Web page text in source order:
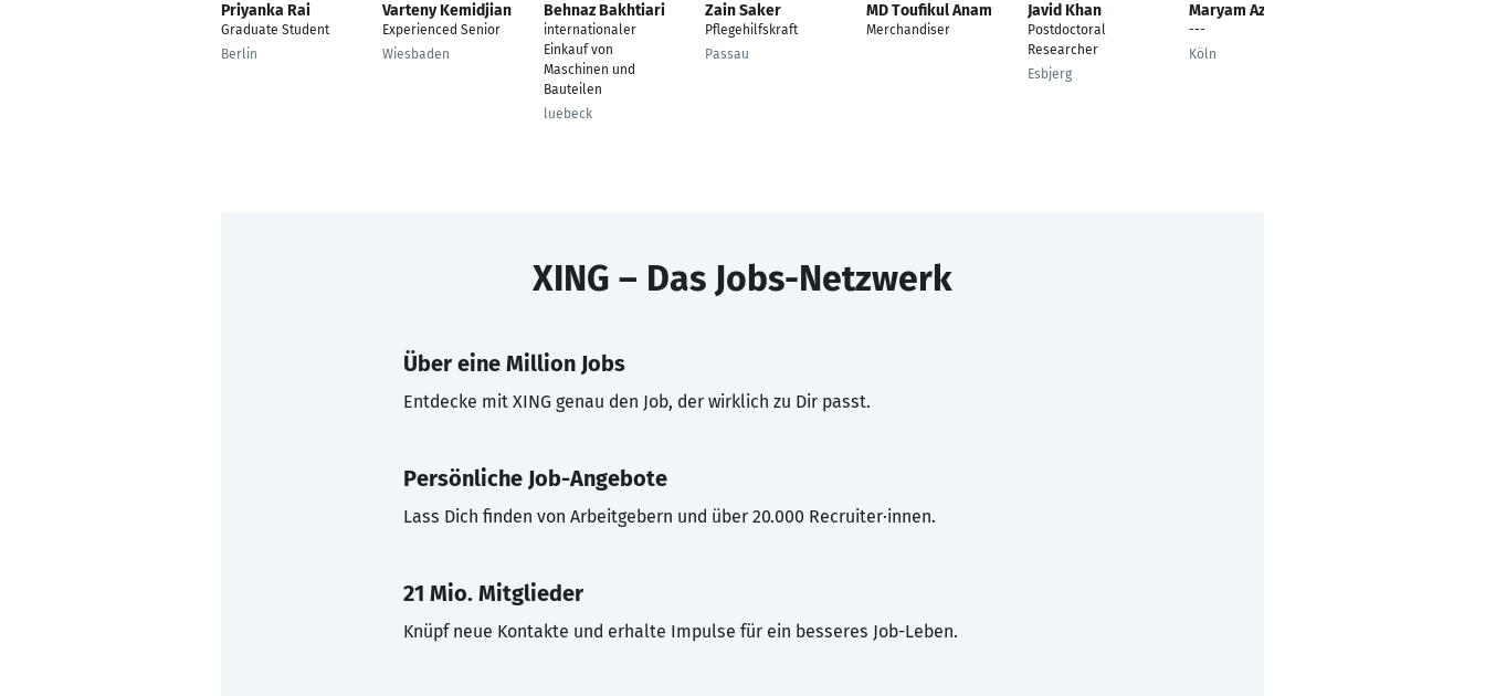
Priyanka Rai
Graduate Student
Berlin
Varteny Kemidjian
Experienced Senior
Wiesbaden
Behnaz Bakhtiari
internationaler
Einkauf von
Maschinen und
Bauteilen
luebeck
Zain Saker
Pflegehilfskraft
Passau
MD Toufikul Anam
Merchandiser
Javid Khan
Postdoctoral
Researcher
Esbjerg
Maryam Azadi
---
Köln
XING – Das Jobs-Netzwerk
Über eine Million Jobs
Entdecke mit XING genau den Job, der wirklich zu Dir passt.
Persönliche Job-Angebote
Lass Dich finden von Arbeitgebern und über 20.000 Recruiter·innen.
21 Mio. Mitglieder
Knüpf neue Kontakte und erhalte Impulse für ein besseres Job-Leben.